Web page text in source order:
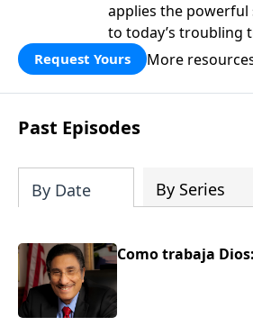
applies the
to today’s troubling
believers to rise up
broken walls around
communities, and
prayer, courage,
can fortify broken
Request Yours More
Past Episodes
By Date By Series
Como trabaja